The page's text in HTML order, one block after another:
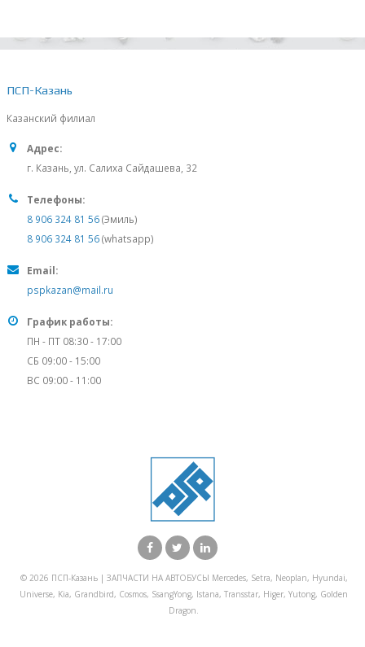
ПСП-Казань
Казанский филиал
Адрес:
г. Казань, ул. Салиха Сайдашева, 32
Телефоны:
8 906 324 81 56(Эмиль)
8 906 324 81 56(whatsapp)
Email:
pspkazan@mail.ru
График работы:
ПН - ПТ 08:30 - 17:00
СБ 09:00 - 15:00
ВС 09:00 - 11:00
© 2026 ПСП-Казань | ЗАПЧАСТИ НА АВТОБУСЫ Mercedes, Setra, Neoplan, Hyundai,
Universe, Kia, Grandbird, Cosmos, SsangYong, Istana, Transstar, Higer, Yutong, Golden
Dragon.